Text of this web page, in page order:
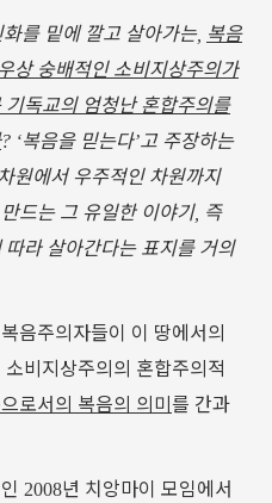
화를 밑에 깔고 살아가는, 복음
우상 숭배적인 소비지상주의가
기독교의 엄청난 혼합주의를
? ‘복음을 믿는다’고 주장하는
원에서 우주적인 차원까지
만드는 그 유일한 이야기, 즉
따라 살아간다는 표지를 거의
복음주의자들이 이 땅에서의
소비지상주의의 혼합주의적
로서의 복음의 의미를 간과
2008년 치앙마이 모임에서